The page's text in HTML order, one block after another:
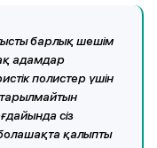
барлық шешім
адамдар
полистер үшін
сіз
қалыпты